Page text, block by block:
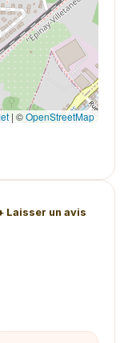
| ©OpenStreetMap
Laisser un avis